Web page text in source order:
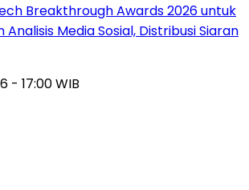
Breakthrough Awards 2026 untuk
Media Sosial, Distribusi Siaran
- 17:00 WIB